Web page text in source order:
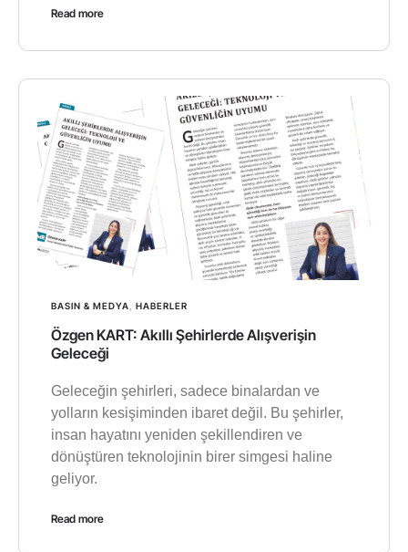
Read more
BASIN & MEDYA HABERLER
Özgen KART: Akıllı Şehirlerde Alışverişin
Geleceği
Geleceğin şehirleri, sadece binalardan ve
yolların kesişiminden ibaret değil. Bu şehirler,
insan hayatını yeniden şekillendiren ve
dönüştüren teknolojinin birer simgesi haline
geliyor.
Read more